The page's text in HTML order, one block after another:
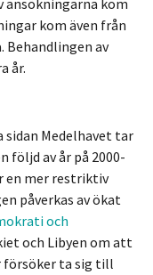
ansökningarna kom
kom även från
Behandlingen av
år.
sidan Medelhavet tar
följd av år på 2000-
en mer restriktiv
påverkas av ökat
och
och Libyen om att
försöker ta sig till